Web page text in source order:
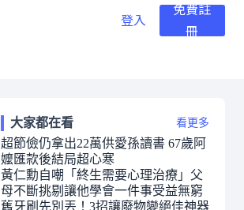
登入
免費註
冊
大家都在看 看更多
超節儉仍拿出22萬供愛孫讀書 67歲阿
嬤匯款後結局超心寒
黃仁勳自嘲「終生需要心理治療」父
母不斷挑剔讓他學會一件事受益無窮
舊牙刷先別丟！3招讓廢物變絕佳神器